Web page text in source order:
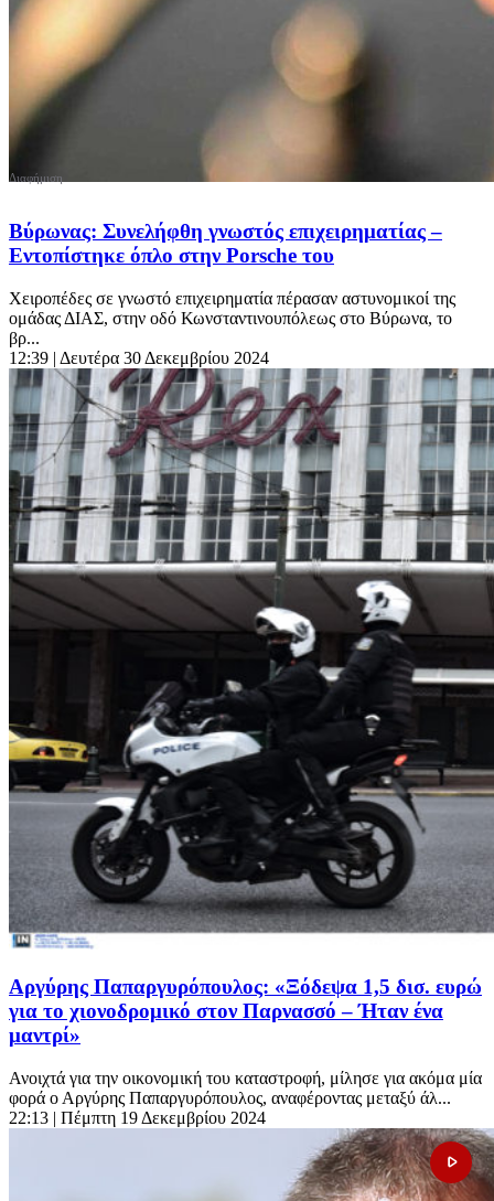
Βύρωνας: Συνελήφθη γνωστός επιχειρηματίας –
Εντοπίστηκε όπλο στην Porsche του
Χειροπέδες σε γνωστό επιχειρηματία πέρασαν αστυνομικοί της
ομάδας ΔΙΑΣ, στην οδό Κωνσταντινουπόλεως στο Βύρωνα, το
βρ...
12:39 | Δευτέρα 30 Δεκεμβρίου 2024
Αργύρης Παπαργυρόπουλος: «Ξόδεψα 1,5 δισ. ευρώ
για το χιονοδρομικό στον Παρνασσό – Ήταν ένα
μαντρί»
Ανοιχτά για την οικονομική του καταστροφή, μίλησε για ακόμα μία
φορά ο Αργύρης Παπαργυρόπουλος, αναφέροντας μεταξύ άλ...
22:13 | Πέμπτη 19 Δεκεμβρίου 2024